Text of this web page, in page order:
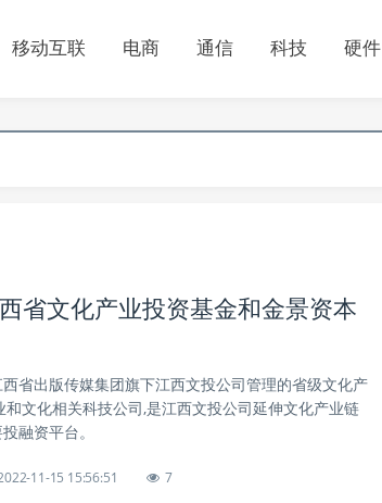
移动互联 电商 通信 科技 硬件
省文化产业投资基金和金景资本
省出版传媒集团旗下江西文投公司管理的省级文化产
文化相关科技公司,是江西文投公司延伸文化产业链
融资平台。
11-15 15:56:51 7